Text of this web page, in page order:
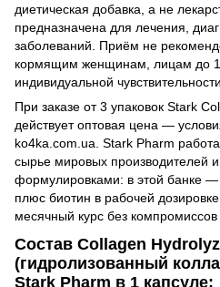
диетическая добавка, а не
предназначена для лечения,
заболеваний. Приём не
кормящим женщинам, лицам до
индивидуальной
При заказе от 3 упаковок Stark
действует оптовая цена —
ko4ka.com.ua. Stark Pharm
сырье мировых производителей
формулировками: в этой банке
плюс биотин в рабочей
месячный курс без компромиссов
Состав Collagen
(гидролизованный
Stark Pharm в 1 капсуле: